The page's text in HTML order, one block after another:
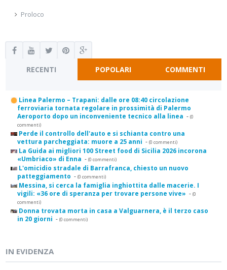
Proloco
RECENTI POPOLARI COMMENTI
Linea Palermo – Trapani: dalle ore 08:40 circolazione
ferroviaria tornata regolare in prossimità di Palermo
Aeroporto dopo un inconveniente tecnico alla linea - (0
commenti)
Perde il controllo dell'auto e si schianta contro una
vettura parcheggiata: muore a 25 anni - (0 commenti)
La Guida ai migliori 100 Street food di Sicilia 2026 incorona
«Umbriaco» di Enna - (0 commenti)
L'omicidio stradale di Barrafranca, chiesto un nuovo
patteggiamento - (0 commenti)
Messina, si cerca la famiglia inghiottita dalle macerie. I
vigili: «36 ore di speranza per trovare persone vive» - (0
commenti)
Donna trovata morta in casa a Valguarnera, è il terzo caso
in 20 giorni - (0 commenti)
IN EVIDENZA